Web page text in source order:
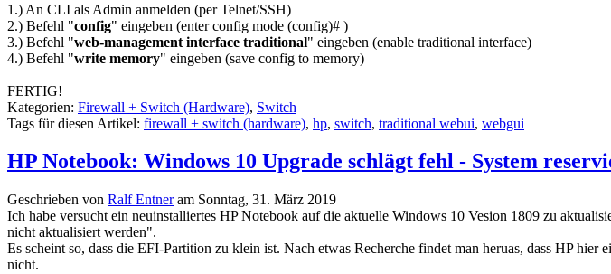
1.) An CLI als Admin anmelden (per Telnet/SSH)
2.) Befehl "config" eingeben (enter config mode (config)# )
3.) Befehl "web-management interface traditional" eingeben (enable traditional interface)
4.) Befehl "write memory" eingeben (save config to memory)
FERTIG!
Kategorien: Firewall + Switch (Hardware), Switch
Tags für diesen Artikel: firewall + switch (hardware), hp, switch, traditional webui, webgui
HP Notebook: Windows 10 Upgrade schlägt fehl - System
Geschrieben von Ralf Entneram Sonntag, 31. März 2019
Ich habe versucht ein neuinstalliertes HP Notebook auf die aktuelle Windows 10 Vesion 1809 zu
nicht aktualisiert werden".
Es scheint so, dass die EFI-Partition zu klein ist. Nach etwas Recherche findet man heruas, dass HP
nicht.